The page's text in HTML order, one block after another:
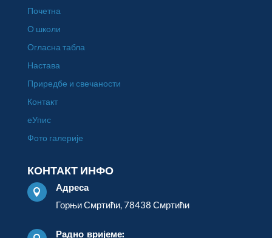
Почетна
О школи
Огласна табла
Настава
Приредбе и свечаности
Контакт
еУпис
Фото галерије
КОНТАКТ ИНФО

Адреса
Горњи Смртићи, 78438 Смртићи
Радно вријеме: